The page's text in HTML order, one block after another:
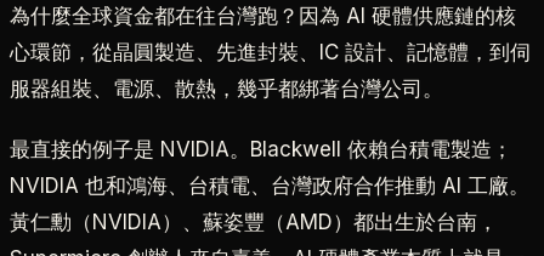
為什麼全球資金都在往台灣跑？因為 AI 硬體供應鏈的核
心環節，從晶圓製造、先進封裝、IC 設計、記憶體，到伺
服器組裝、電源、散熱，幾乎都綁著台灣公司。
最直接的例子是 NVIDIA。Blackwell 依賴台積電製造；
NVIDIA 也和鴻海、台積電、台灣政府合作推動 AI 工廠。
黃仁勳（NVIDIA）、蘇姿豐（AMD）都出生於台南，